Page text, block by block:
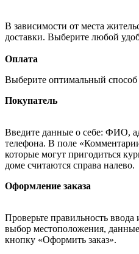
В зависимости от места
доставки. Выберите любой
Оплата
Выберите оптимальный способ
Покупатель
Введите данные о себе: ФИО,
телефона. В поле
которые могут пригодиться
доме считаются справа налево.
Оформление заказа
Проверьте правильность
выбор местоположения,
кнопку «Оформить заказ».